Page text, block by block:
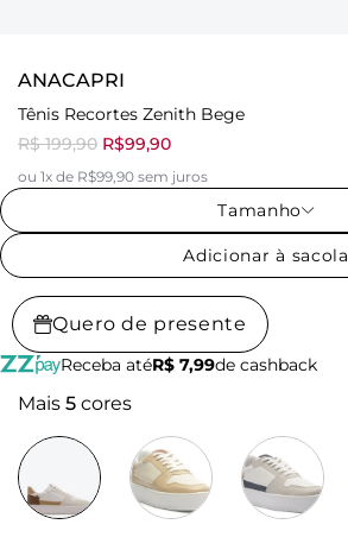
ANACAPRI
Tênis Recortes Zenith Bege
R$ 199,90 R$99,90
ou 1x de R$99,90 sem juros
Tamanho
Adicionar à sacola
Quero de presente
Receba atéR$ 7,99de cashback
Mais 5 cores